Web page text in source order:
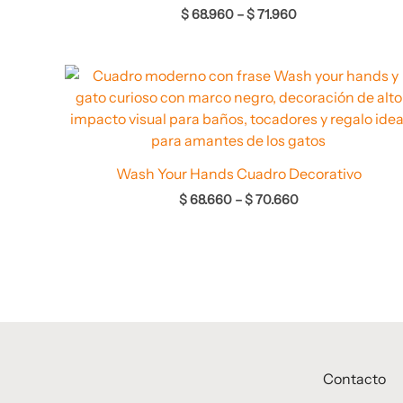
$68.960 –$71.960
Wash Your Hands Cuadro Decorativo
$68.660 –$70.660
Rango
precios:
desde
$ 68.660
$ 70.660
Contacto